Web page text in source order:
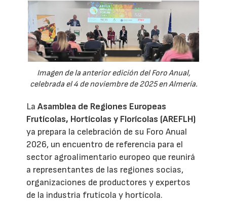
Imagen de la anterior edición del Foro Anual,
celebrada el 4 de noviembre de 2025 en Almería.
LaAsamblea de Regiones Europeas
Frutícolas, Hortícolas y Florícolas (AREFLH)
ya prepara la celebración de su Foro Anual
2026, un encuentro de referencia para el
sector agroalimentario europeo que reunirá
a representantes de las regiones socias,
organizaciones de productores y expertos
de la industria frutícola y hortícola.